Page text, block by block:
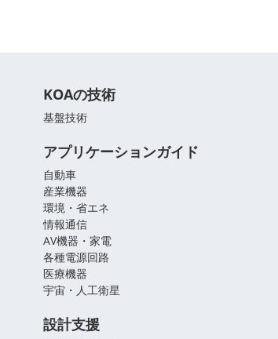
KOAの技術
基盤技術
アプリケーションガイド
自動車
産業機器
環境・省エネ
情報通信
AV機器・家電
各種電源回路
医療機器
宇宙・人工衛星
設計支援